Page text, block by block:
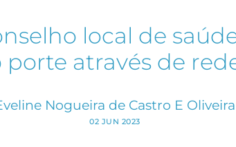
local de
através de
Nogueira de Castro E Oliveira
02 JUN 2023